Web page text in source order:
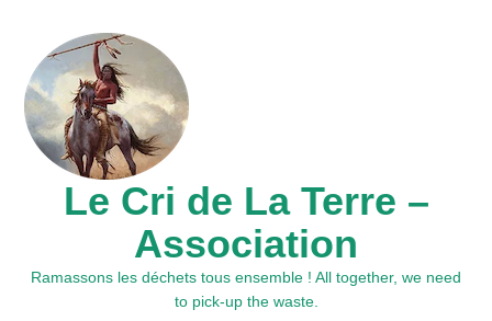
Le Cri de La Terre –
Association
Ramassons les déchets tous ensemble ! All together, we need
to pick-up the waste.